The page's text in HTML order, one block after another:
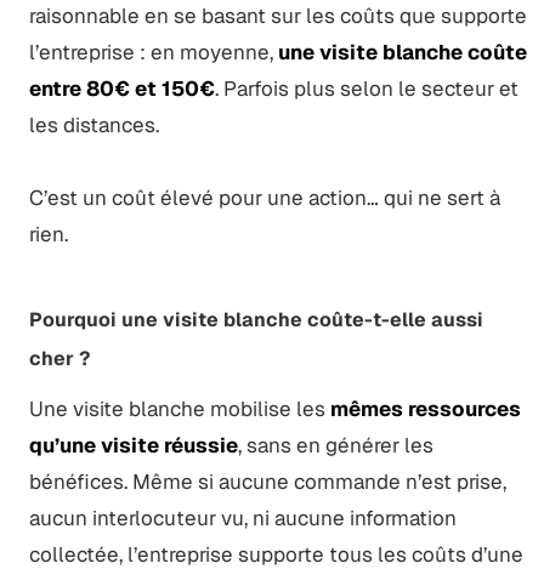
raisonnable en se basant sur les coûts que supporte
l’entreprise : en moyenne, une visite blanche coûte
entre 80€ et 150€. Parfois plus selon le secteur et
les distances.
C’est un coût élevé pour une action… qui ne sert à
rien.
Pourquoi une visite blanche coûte-t-elle aussi
cher ?
Une visite blanche mobilise les mêmes ressources
qu’une visite réussie, sans en générer les
bénéfices. Même si aucune commande n’est prise,
aucun interlocuteur vu, ni aucune information
collectée, l’entreprise supporte tous les coûts d’une